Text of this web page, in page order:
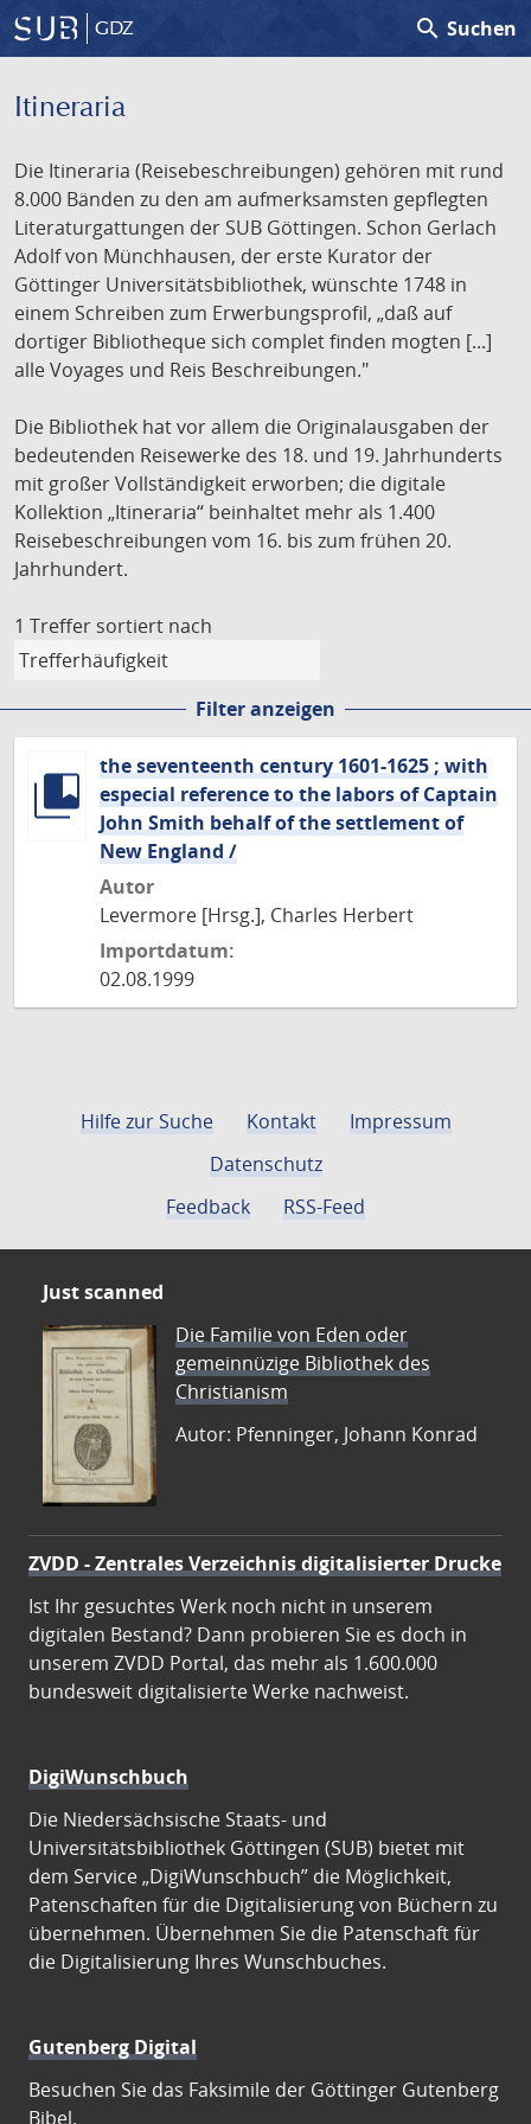
GDZ search Suchen
Itineraria
Die Itineraria (Reisebeschreibungen) gehören mit rund
8.000 Bänden zu den am aufmerksamsten gepflegten
Literaturgattungen der SUB Göttingen. Schon Gerlach
Adolf von Münchhausen, der erste Kurator der
Göttinger Universitätsbibliothek, wünschte 1748 in
einem Schreiben zum Erwerbungsprofil, „daß auf
dortiger Bibliotheque sich complet finden mogten [...]
alle Voyages und Reis Beschreibungen."
Die Bibliothek hat vor allem die Originalausgaben der
bedeutenden Reisewerke des 18. und 19. Jahrhunderts
mit großer Vollständigkeit erworben; die digitale
Kollektion „Itineraria“ beinhaltet mehr als 1.400
Reisebeschreibungen vom 16. bis zum frühen 20.
Jahrhundert.
1 Treffer sortiert nach
Filter anzeigen
the seventeenth century 1601-1625 ; with
especial reference to the labors of Captain
John Smith behalf of the settlement of
New England /
Autor
Levermore [Hrsg.], Charles Herbert
Importdatum:
02.08.1999
Hilfe zur Suche Kontakt
Impressum
Datenschutz
Feedback
RSS-Feed
Just scanned
Die Familie von Eden oder
gemeinnüzige Bibliothek des
Christianism
Autor: Pfenninger, Johann Konrad
ZVDD - Zentrales Verzeichnis digitalisierter Drucke
Ist Ihr gesuchtes Werk noch nicht in unserem
digitalen Bestand? Dann probieren Sie es doch in
unserem ZVDD Portal, das mehr als 1.600.000
bundesweit digitalisierte Werke nachweist.
DigiWunschbuch
Die Niedersächsische Staats- und
Universitätsbibliothek Göttingen (SUB) bietet mit
dem Service „DigiWunschbuch” die Möglichkeit,
Patenschaften für die Digitalisierung von Büchern zu
übernehmen. Übernehmen Sie die Patenschaft für
die Digitalisierung Ihres Wunschbuches.
Gutenberg Digital
Besuchen Sie das Faksimile der Göttinger Gutenberg
Bibel.